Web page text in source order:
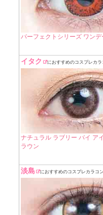
パーフェクトシリーズ ワンデ
イタク におすすめのコスプレカラ
ナチュラル ラブリー バイ ア
ラウン
淡島 におすすめのコスプレカラコン